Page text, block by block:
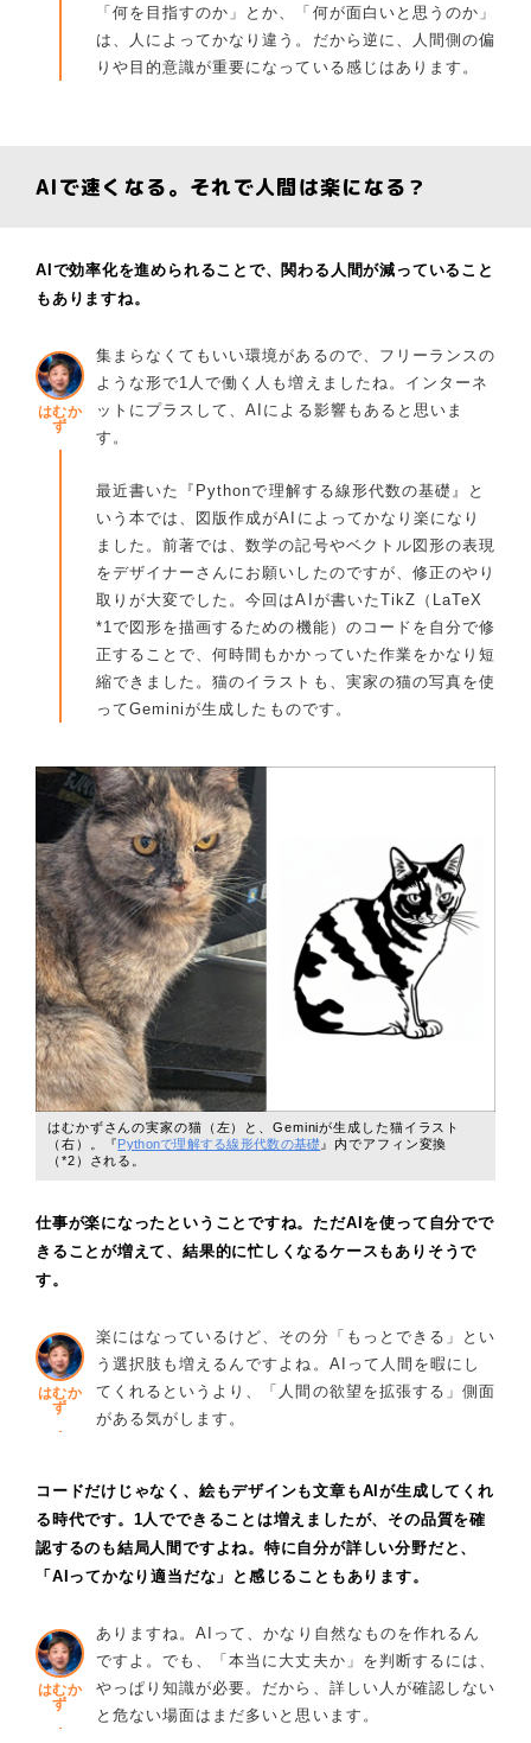
「何を目指すのか」とか、「何が面白いと思うのか」
は、人によってかなり違う。だから逆に、人間側の偏
りや目的意識が重要になっている感じはあります。
AIで速くなる。それで人間は楽になる？
AIで効率化を進められることで、関わる人間が減っていること
もありますね。
はむか
ず
集まらなくてもいい環境があるので、フリーランスの
ような形で1人で働く人も増えましたね。インターネ
ットにプラスして、AIによる影響もあると思いま
す。
最近書いた『Pythonで理解する線形代数の基礎』と
いう本では、図版作成がAIによってかなり楽になり
ました。前著では、数学の記号やベクトル図形の表現
をデザイナーさんにお願いしたのですが、修正のやり
取りが大変でした。今回はAIが書いたTikZ（LaTeX
*1で図形を描画するための機能）のコードを自分で修
正することで、何時間もかかっていた作業をかなり短
縮できました。猫のイラストも、実家の猫の写真を使
ってGeminiが生成したものです。
はむかずさんの実家の猫（左）と、Geminiが生成した猫イラスト
（右）。『 Pythonで理解する線形代数の基礎 』内でアフィン変換
（*2）される。
仕事が楽になったということですね。ただAIを使って自分でで
きることが増えて、結果的に忙しくなるケースもありそうで
す。
はむか
ず
楽にはなっているけど、その分「もっとできる」とい
う選択肢も増えるんですよね。AIって人間を暇にし
てくれるというより、「人間の欲望を拡張する」側面
がある気がします。
コードだけじゃなく、絵もデザインも文章もAIが生成してくれ
る時代です。1人でできることは増えましたが、その品質を確
認するのも結局人間ですよね。特に自分が詳しい分野だと、
「AIってかなり適当だな」と感じることもあります。
はむか
ず
ありますね。AIって、かなり自然なものを作れるん
ですよ。でも、「本当に大丈夫か」を判断するには、
やっぱり知識が必要。だから、詳しい人が確認しない
と危ない場面はまだ多いと思います。